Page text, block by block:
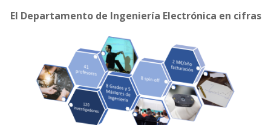
El Departamento de Ingeniería Electrónica en cifras